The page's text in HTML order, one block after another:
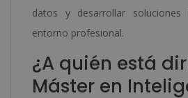
datos y desarrollar soluciones
entorno profesional.
¿A quién está
Máster en